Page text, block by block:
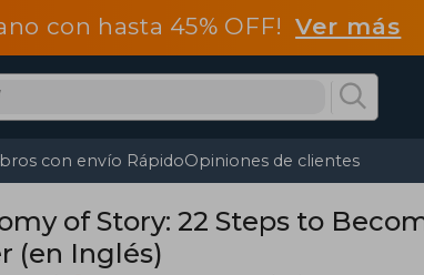
con hasta 45% OFF!Ver más
con envío RápidoOpiniones de clientes
of Story: 22 Steps to
(en Inglés)